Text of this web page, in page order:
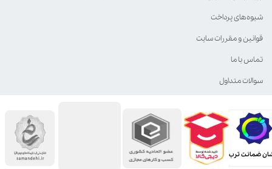
ضمانت ترب
شیوه‌های پرداخت
قوانین و مقررات سایت
تماس با ما
سوالات متداول